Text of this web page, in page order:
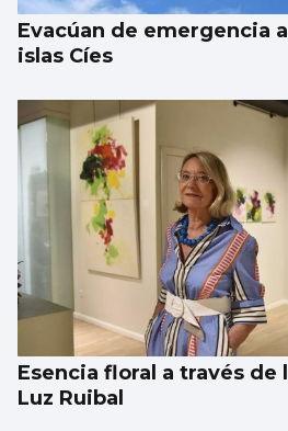
Evacúan de emergencia
islas Cíes
Esencia floral a través de
Luz Ruibal